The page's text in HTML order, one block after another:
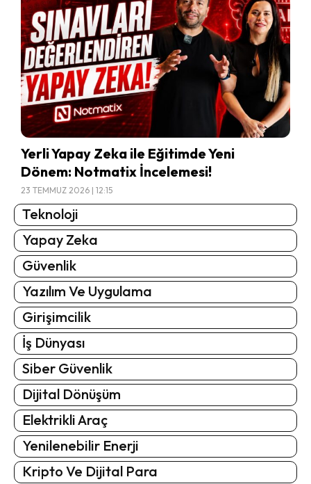
Yerli Yapay Zeka ile Eğitimde Yeni
Dönem: Notmatix İncelemesi!
23 TEMMUZ 2026 | 12:15
Teknoloji
Yapay Zeka
Güvenlik
Yazılım Ve Uygulama
Girişimcilik
İş Dünyası
Siber Güvenlik
Dijital Dönüşüm
Elektrikli Araç
Yenilenebilir Enerji
Kripto Ve Dijital Para